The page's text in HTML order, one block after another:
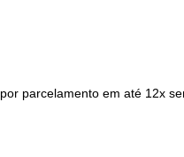
parcelamento em até 12x